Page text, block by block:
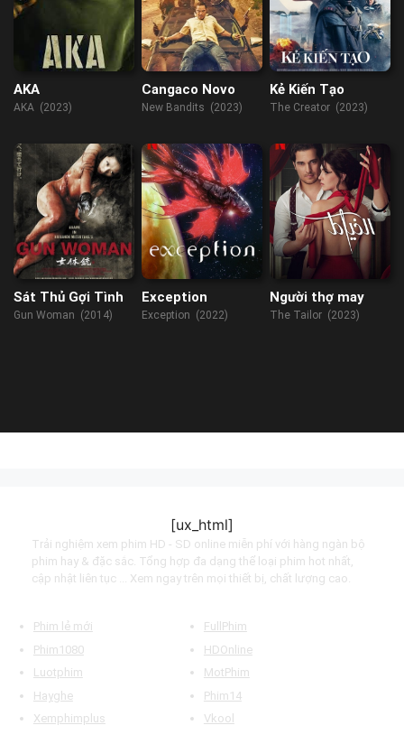
AKA
AKA (2023)
Cangaco Novo
New Bandits (2023)
Kẻ Kiến Tạo
The Creator (2023)
Sát Thủ Gợi Tình
Gun Woman (2014)
Exception
Exception (2022)
Người thợ may
The Tailor (2023)